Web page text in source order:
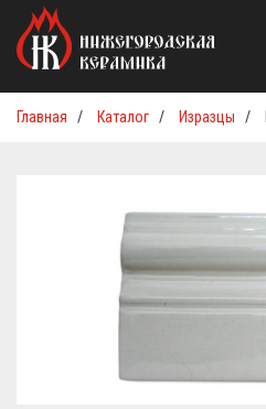
Главная / Каталог / Изразцы /